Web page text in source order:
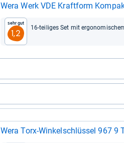
Wera Werk VDE Kraft­form
Sehr gut
1,2
16-​tei­li­ges Set mit
Wera Torx-​Win­kel­schlüs­sel 967 9